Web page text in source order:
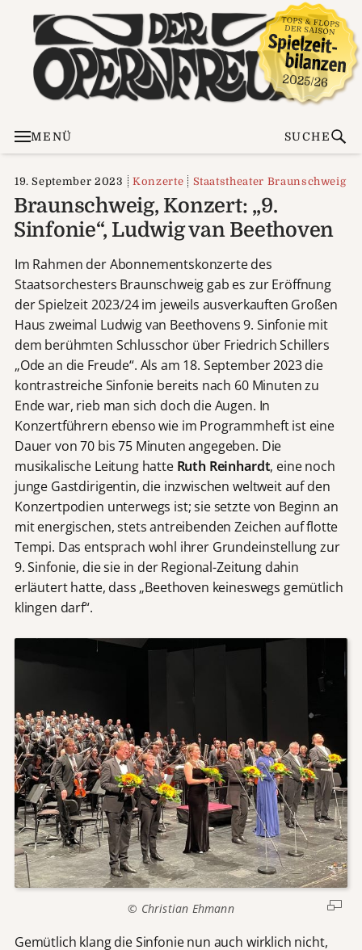
MENÜ SUCHE
19. September 2023 Konzerte Staatstheater Braunschweig
Braunschweig, Konzert: „9.
Sinfonie“, Ludwig van Beethoven
Im Rahmen der Abonnementskonzerte des
Staatsorchesters Braunschweig gab es zur Eröffnung
der Spielzeit 2023/24 im jeweils ausverkauften Großen
Haus zweimal Ludwig van Beethovens 9. Sinfonie mit
dem berühmten Schlusschor über Friedrich Schillers
„Ode an die Freude“. Als am 18. September 2023 die
kontrastreiche Sinfonie bereits nach 60 Minuten zu
Ende war, rieb man sich doch die Augen. In
Konzertführern ebenso wie im Programmheft ist eine
Dauer von 70 bis 75 Minuten angegeben. Die
musikalische Leitung hatte Ruth Reinhardt, eine noch
junge Gastdirigentin, die inzwischen weltweit auf den
Konzertpodien unterwegs ist; sie setzte von Beginn an
mit energischen, stets antreibenden Zeichen auf flotte
Tempi. Das entsprach wohl ihrer Grundeinstellung zur
9. Sinfonie, die sie in der Regional-Zeitung dahin
erläutert hatte, dass „Beethoven keineswegs gemütlich
klingen darf“.
© Christian Ehmann
Gemütlich klang die Sinfonie nun auch wirklich nicht,